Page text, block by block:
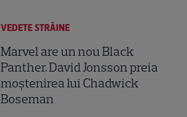
VEDETE STRĂINE
Marvel are un nou Black
Panther. David Jonsson preia
moștenirea lui Chadwick
Boseman